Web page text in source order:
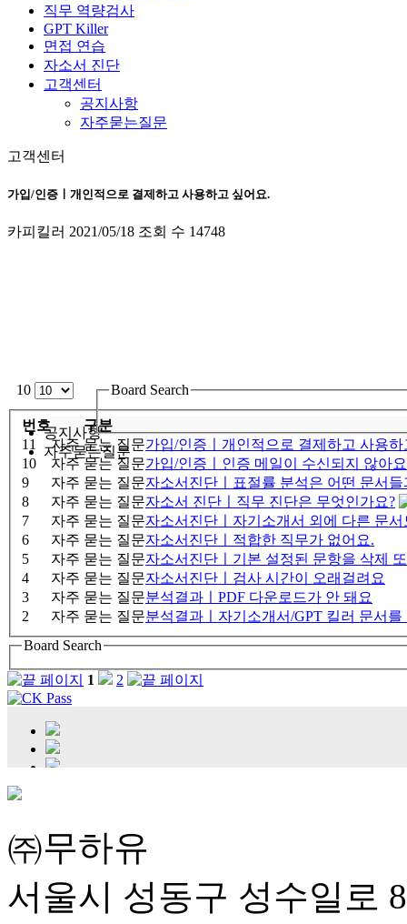
직무 역량검사
GPT Killer
면접 연습
자소서 진단
고객센터
공지사항
자주묻는질문
고객센터
가입/인증ㅣ개인적으로 결제하고 사용하고 싶어요.
카피킬러 2021/05/18 조회 수 14748
10
공지사항
자주묻는질문
Board Search
번호
구분
11
자주 묻는 질문가입/인증ㅣ개인적으로 결제하고 사용하
10
자주 묻는 질문가입/인증ㅣ인증 메일이 수신되지 않아요
9
자주 묻는 질문자소서진단ㅣ표절률 분석은 어떤 문서
8
자주 묻는 질문자소서 진단ㅣ직무 진단은 무엇인가요?
7
자주 묻는 질문자소서진단ㅣ자기소개서 외에 다른 문
6
자주 묻는 질문자소서진단ㅣ적합한 직무가 없어요.
5
자주 묻는 질문자소서진단ㅣ기본 설정된 문항을 삭제
4
자주 묻는 질문자소서진단ㅣ검사 시간이 오래걸려요
3
자주 묻는 질문분석결과ㅣPDF 다운로드가 안 돼요
2
자주 묻는 질문분석결과ㅣ자기소개서/GPT 킬러 문서
Board Search
1 2
㈜무하유
서울시 성동구 성수일로